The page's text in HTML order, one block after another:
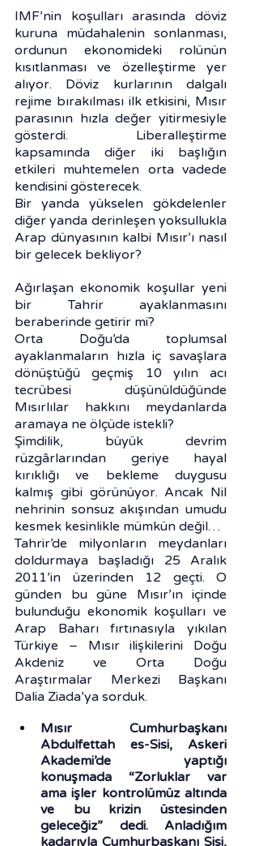
IMF’nin koşulları arasında döviz
kuruna müdahalenin sonlanması,
ordunun ekonomideki rolünün
kısıtlanması ve özelleştirme yer
alıyor. Döviz kurlarının dalgalı
rejime bırakılması ilk etkisini, Mısır
parasının hızla değer yitirmesiyle
gösterdi. Liberalleştirme
kapsamında diğer iki başlığın
etkileri muhtemelen orta vadede
kendisini gösterecek.
Bir yanda yükselen gökdelenler
diğer yanda derinleşen yoksullukla
Arap dünyasının kalbi Mısır’ı nasıl
bir gelecek bekliyor?
Ağırlaşan ekonomik koşullar yeni
bir Tahrir ayaklanmasını
beraberinde getirir mi?
Orta Doğu’da toplumsal
ayaklanmaların hızla iç savaşlara
dönüştüğü geçmiş 10 yılın acı
tecrübesi düşünüldüğünde
Mısırlılar hakkını meydanlarda
aramaya ne ölçüde istekli?
Şimdilik, büyük devrim
rüzgârlarından geriye hayal
kırıklığı ve bekleme duygusu
kalmış gibi görünüyor. Ancak Nil
nehrinin sonsuz akışından umudu
kesmek kesinlikle mümkün değil…
Tahrir’de milyonların meydanları
doldurmaya başladığı 25 Aralık
2011’in üzerinden 12 geçti. O
günden bu güne Mısır’ın içinde
bulunduğu ekonomik koşulları ve
Arap Baharı fırtınasıyla yıkılan
Türkiye – Mısır ilişkilerini Doğu
Akdeniz ve Orta Doğu
Araştırmalar Merkezi Başkanı
Dalia Ziada’ya sorduk.
Mısır Cumhurbaşkanı
Abdulfettah es-Sisi, Askeri
Akademi’de yaptığı
konuşmada “Zorluklar var
ama işler kontrolümüz altında
ve bu krizin üstesinden
geleceğiz” dedi. Anladığım
kadarıyla Cumhurbaşkanı Sisi,